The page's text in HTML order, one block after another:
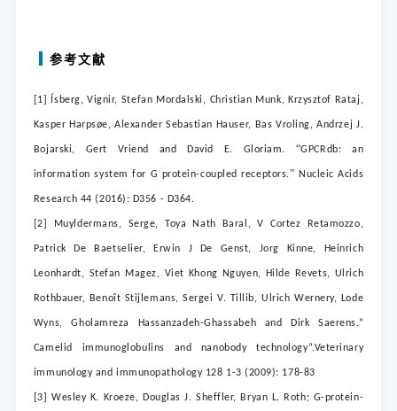
参考文献
[1] Ísberg, Vignir, Stefan Mordalski, Christian Munk, Krzysztof Rataj,
Kasper Harpsøe, Alexander Sebastian Hauser, Bas Vroling, Andrzej J.
Bojarski, Gert Vriend and David E. Gloriam. “GPCRdb: an
information system for G protein-coupled receptors.” Nucleic Acids
Research 44 (2016): D356 - D364.
[2] Muyldermans, Serge, Toya Nath Baral, V Cortez Retamozzo,
Patrick De Baetselier, Erwin J De Genst, Jorg Kinne, Heinrich
Leonhardt, Stefan Magez, Viet Khong Nguyen, Hilde Revets, Ulrich
Rothbauer, Benoît Stijlemans, Sergei V. Tillib, Ulrich Wernery, Lode
Wyns, Gholamreza Hassanzadeh-Ghassabeh and Dirk Saerens.”
Camelid immunoglobulins and nanobody technology”.Veterinary
immunology and immunopathology 128 1-3 (2009): 178-83
[3]Wesley K. Kroeze, Douglas J. Sheffler, Bryan L. Roth; G-protein-